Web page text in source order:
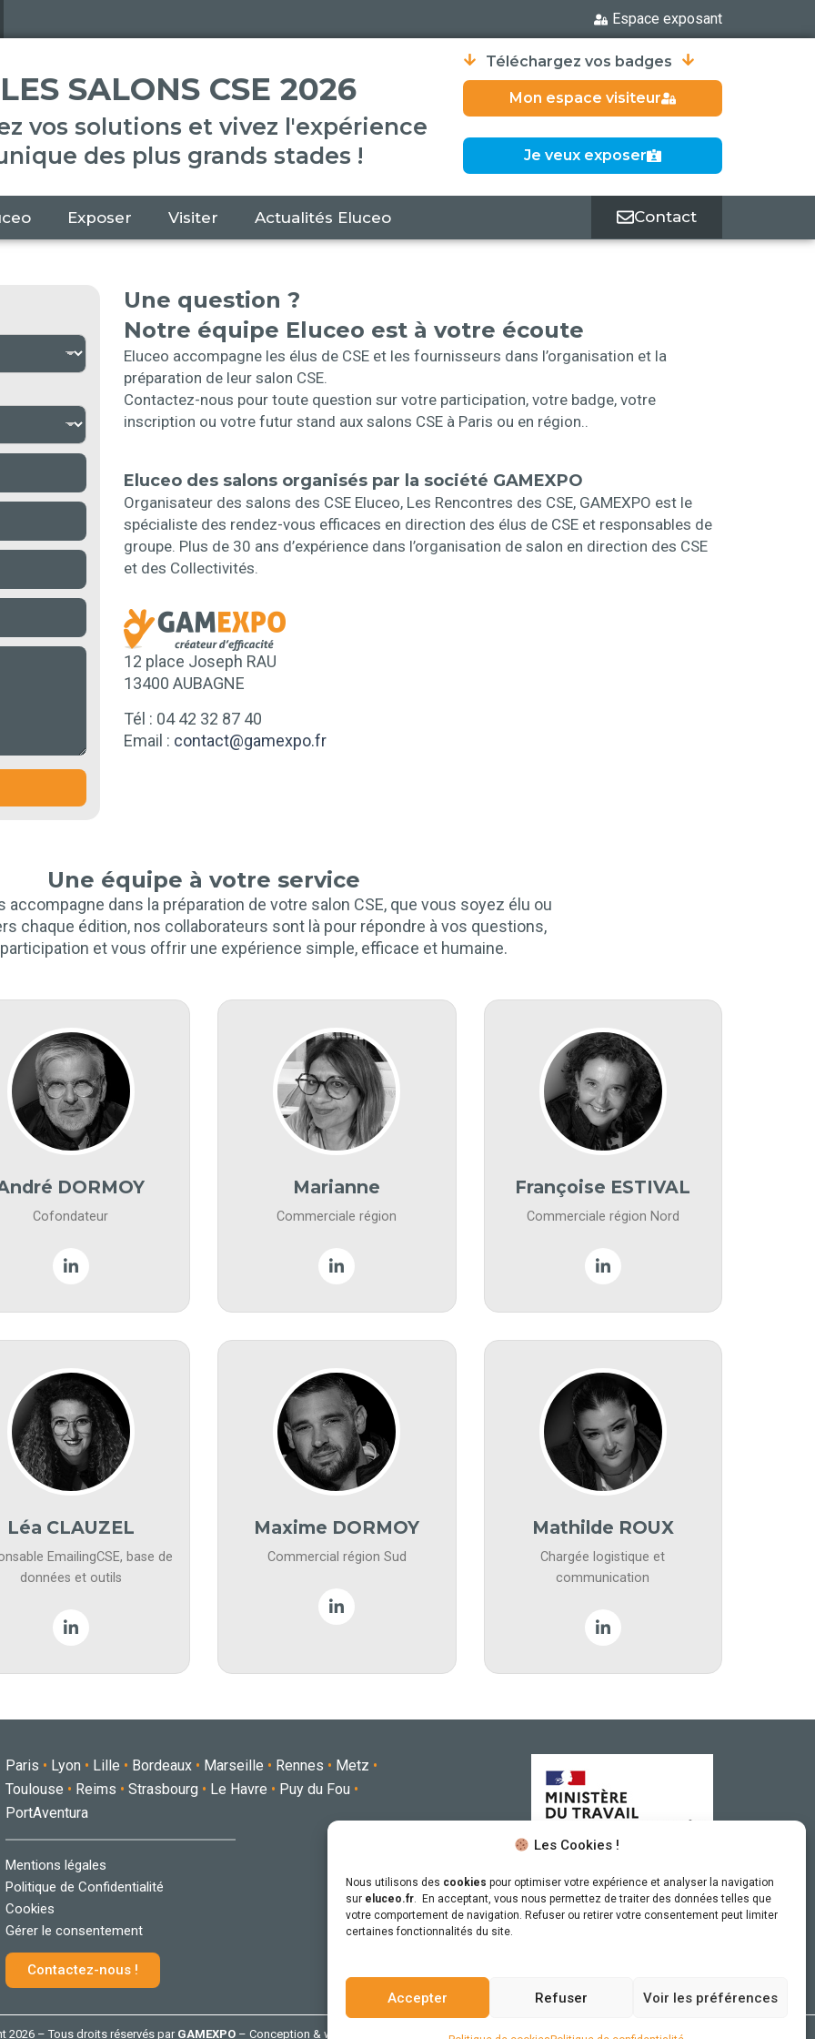
Les Cookies !
Nous utilisons des cookies pour optimiser votre expérience et analyser la navigation
sur eluceo.fr. En acceptant, vous nous permettez de traiter des données telles que
votre comportement de navigation. Refuser ou retirer votre consentement peut limiter
certaines fonctionnalités du site.
Accepter Refuser Voir les préférences
Espace exposant
LES SALONS CSE 2026
vos solutions et vivez l'expérience
des plus grands stades !
Téléchargez vos badges
Mon espace visiteur
Je veux exposer
Exposer Visiter Actualités Eluceo Contact
Une question ?
Notre équipe Eluceo est à votre écoute
Eluceo accompagne les élus de CSE et les fournisseurs dans l’organisation et la
préparation de leur salon CSE.
Contactez-nous pour toute question sur votre participation, votre badge, votre
inscription ou votre futur stand aux salons CSE à Paris ou en région..
Eluceo des salons organisés par la société GAMEXPO
Organisateur des salons des CSE Eluceo, Les Rencontres des CSE, GAMEXPO est le
spécialiste des rendez-vous efficaces en direction des élus de CSE et responsables de
groupe. Plus de 30 ans d’expérience dans l’organisation de salon en direction des CSE
et des Collectivités.
12 place Joseph RAU
13400 AUBAGNE
Tél : 04 42 32 87 40
Email : contact@gamexpo.fr
Une équipe à votre service
accompagne dans la préparation de votre salon CSE, que vous soyez élu ou
chaque édition, nos collaborateurs sont là pour répondre à vos questions,
et vous offrir une expérience simple, efficace et humaine.
DORMOY
Cofondateur
Marianne
Commerciale région
Françoise ESTIVAL
Commerciale région Nord
Léa CLAUZEL
EmailingCSE, base de
données et outils
Maxime DORMOY
Commercial région Sud
Mathilde ROUX
Chargée logistique et
communication
Paris • Lyon • Lille • Bordeaux • Marseille • Rennes • Metz •
Toulouse • Reims • Strasbourg • Le Havre • Puy du Fou •
PortAventura
Mentions légales
Politique de Confidentialité
Cookies
Gérer le consentement
Contactez-nous !
Sous le haut patronage
du Ministère du Travail
2026 – Tous droits réservés par GAMEXPO – Conception & webdesign db-graphiste.fr